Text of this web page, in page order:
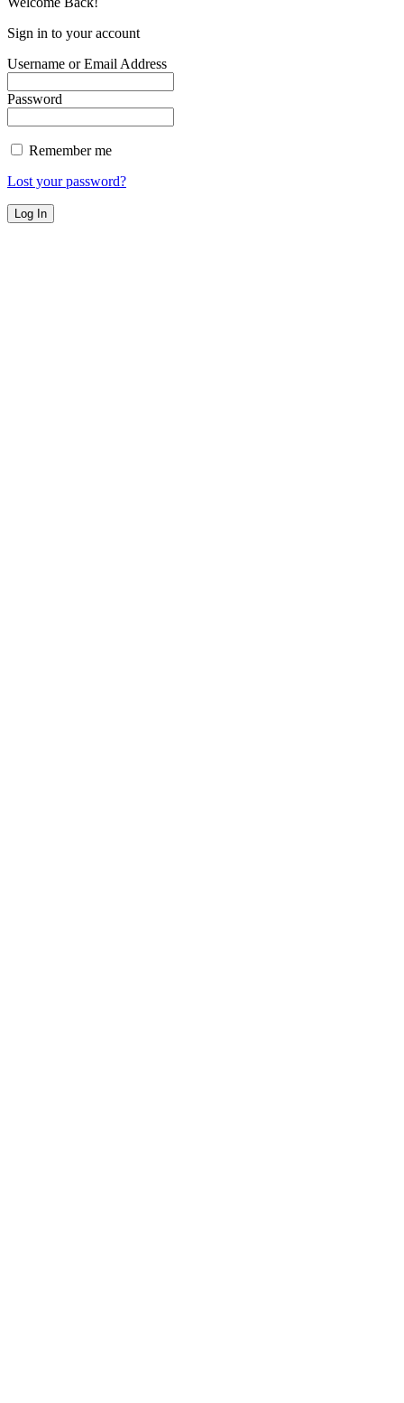
Sign in to your account
Username or Email Address
Password
Remember me
Lost your password?